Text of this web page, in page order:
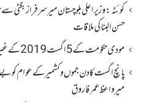
کوئٹہ : وزیر اعلی بلوچستان میر سرفراز
حسن البنا کی ملاقات
مودی حکومت کے 5اگست2019کے غیر قانونی اقدامات کی شدید مذمت
پانچ اگست کادن جموں و کشمیر کے عوام کو
میرواعظ عمر فاروق